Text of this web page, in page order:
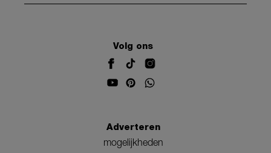
Volg ons
Adverteren
mogelijkheden